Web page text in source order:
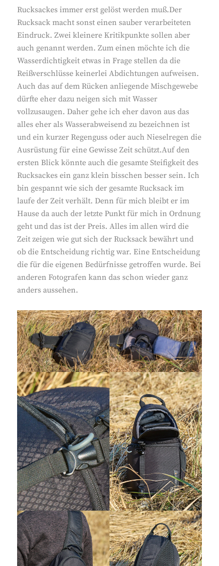
Rucksackes immer erst gelöst werden muß.Der
Rucksack macht sonst einen sauber verarbeiteten
Eindruck. Zwei kleinere Kritikpunkte sollen aber
auch genannt werden. Zum einen möchte ich die
Wasserdichtigkeit etwas in Frage stellen da die
Reißverschlüsse keinerlei Abdichtungen aufweisen.
Auch das auf dem Rücken anliegende Mischgewebe
dürfte eher dazu neigen sich mit Wasser
vollzusaugen. Daher gehe ich eher davon aus das
alles eher als Wasserabweisend zu bezeichnen ist
und ein kurzer Regenguss oder auch Nieselregen die
Ausrüstung für eine Gewisse Zeit schützt.Auf den
ersten Blick könnte auch die gesamte Steifigkeit des
Rucksackes ein ganz klein bisschen besser sein. Ich
bin gespannt wie sich der gesamte Rucksack im
laufe der Zeit verhält. Denn für mich bleibt er im
Hause da auch der letzte Punkt für mich in Ordnung
geht und das ist der Preis. Alles im allen wird die
Zeit zeigen wie gut sich der Rucksack bewährt und
ob die Entscheidung richtig war. Eine Entscheidung
die für die eigenen Bedürfnisse getroffen wurde. Bei
anderen Fotografen kann das schon wieder ganz
anders aussehen.